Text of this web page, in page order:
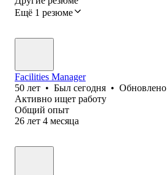
Ещё 1 резюме
Facilities Manager
50 лет • Был сегодня • Обновлено
Активно ищет работу
Общий опыт
26 лет 4 месяца